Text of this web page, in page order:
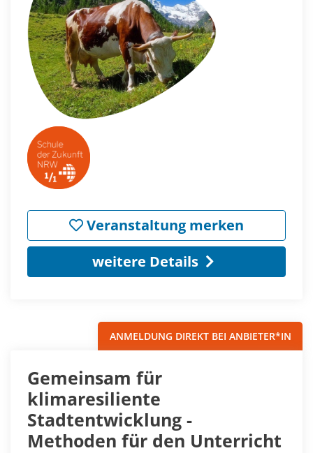
Veranstaltung merken
weitere Details
ANMELDUNG DIREKT BEI ANBIETER*IN
Gemeinsam für
klimaresiliente
Stadtentwicklung -
Methoden für den Unterricht